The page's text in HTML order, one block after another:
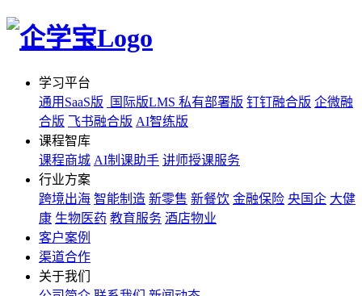
学习平台
通用SaaS版
国际版LMS 私有部署版 钉钉融合版 企微融
合版 飞书融合版 AI智练版
课程智库
课程商城 AI制课助手 讲师授课服务
行业方案
跨境出海 智能制造 新零售 新餐饮 金融保险 央国企 大健
康 生物医药 教育服务 酒店物业
客户案例
渠道合作
关于我们